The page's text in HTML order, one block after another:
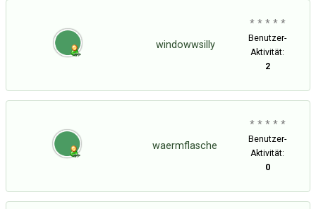
windowwsilly
* * * * *
Benutzer-
Aktivität:
2
waermflasche
* * * * *
Benutzer-
Aktivität:
0